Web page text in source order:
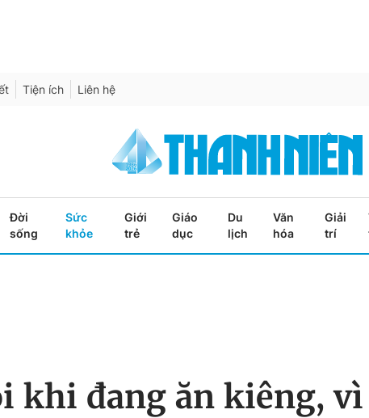
Tiện ích Liên hệ
Đời
sống
Sức
khỏe
Giới
trẻ
Giáo
dục
Du
lịch
Văn
hóa
Giải
trí
khi đang ăn kiêng,